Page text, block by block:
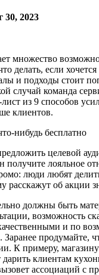
30, 2023
множество
делать, если
и подходы стоит
случай команда
из 9 способов
клиентов.
нибудь бесплатно
целевой
получите лояльное
люди любят
расскажут об акции
должны быть
возможность
и по
продумайте,
К примеру,
дарить клиентам
ассоциаций с